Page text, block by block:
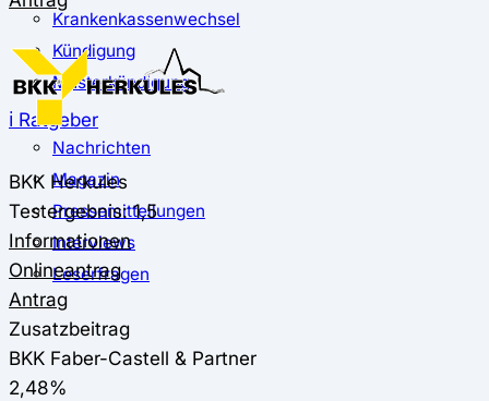
Krankenkassenwechsel
Kündigung
Musterkündigung
ℹ Ratgeber
Nachrichten
Magazin
Pressemitteilungen
Interviews
Leserfragen
BKK Herkules
Testergebnis: 1,5
Informationen
Onlineantrag
Antrag
Zusatzbeitrag
BKK Faber-Castell & Partner
2,48%